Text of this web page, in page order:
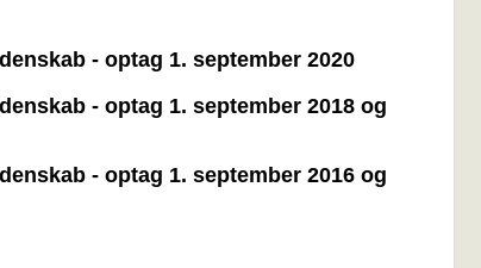
- optag 1. september 2020
- optag 1. september 2018 og
- optag 1. september 2016 og